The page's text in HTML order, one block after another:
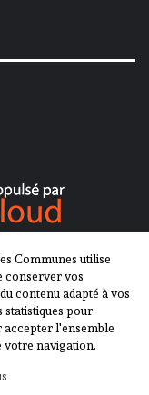
©
Communes utilise
conserver vos
contenu adapté à vos
statistiques pour
accepter l'ensemble
votre navigation.